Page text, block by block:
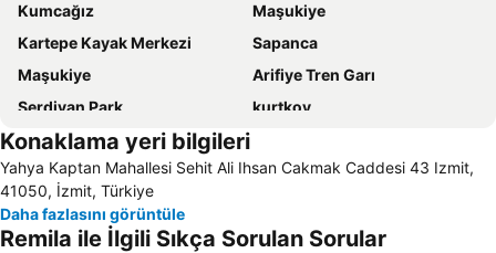
Kumcağız
Maşukiye
Kartepe Kayak Merkezi
Sapanca
Maşukiye
Arifiye Tren Garı
Serdivan Park
kurtkoy
Çayırova
Gebze
Dilovası
Kartepe
Sakarya Otobüs Terminali
Çark Сaddesi
Konaklama yeri bilgileri
Yahya Kaptan Mahallesi Sehit Ali Ihsan Cakmak Caddesi 43 Izmit,
41050, İzmit, Türkiye
Daha fazlasını görüntüle
Remila ile İlgili Sıkça Sorulan Sorular